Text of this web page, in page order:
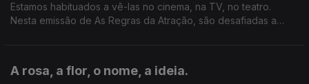
Estamos habituados a vê-las no cinema, na TV, no teatro.
Nesta emissão de As Regras da Atração, são desafiadas a
A rosa, a flor, o nome, a ideia.